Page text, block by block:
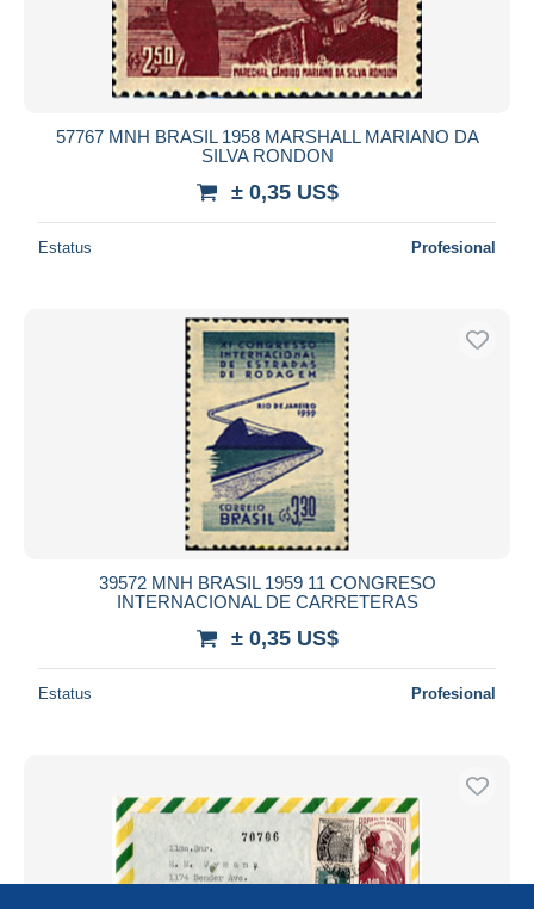
57767 MNH BRASIL 1958 MARSHALL MARIANO DA
SILVA RONDON
± 0,35 US$
Estatus Profesional
39572 MNH BRASIL 1959 11 CONGRESO
INTERNACIONAL DE CARRETERAS
± 0,35 US$
Estatus Profesional